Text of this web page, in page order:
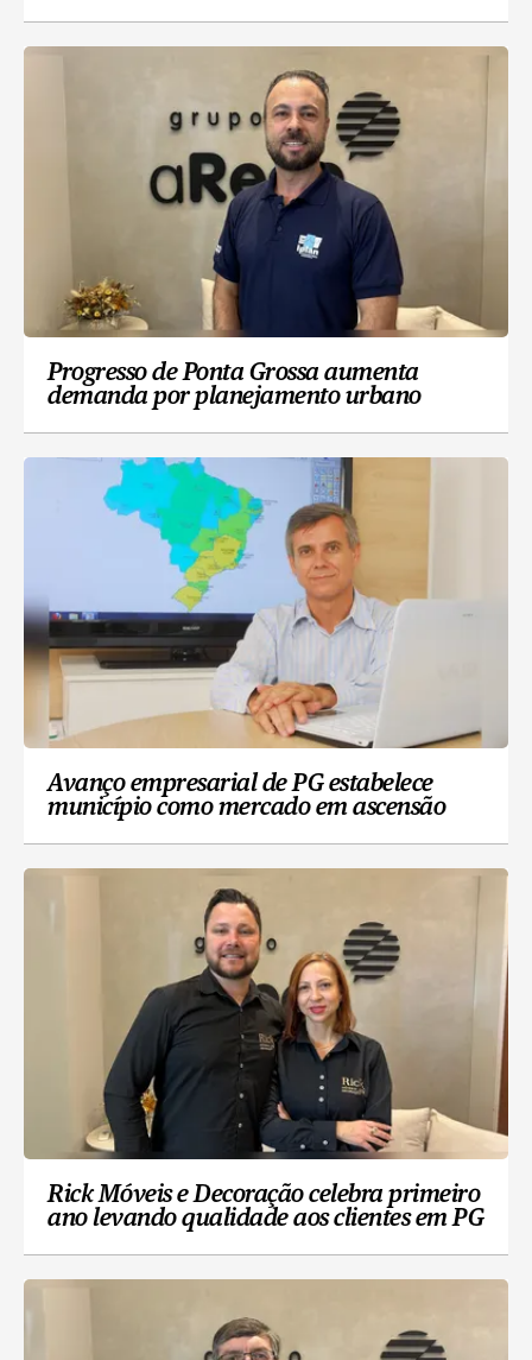
Progresso de Ponta Grossa aumenta
demanda por planejamento urbano
Avanço empresarial de PG estabelece
município como mercado em ascensão
Rick Móveis e Decoração celebra primeiro
ano levando qualidade aos clientes em PG